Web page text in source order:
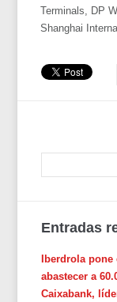
Terminals, DP
Shanghai
Entradas
Iberdrola pone
abastecer a
Caixabank,